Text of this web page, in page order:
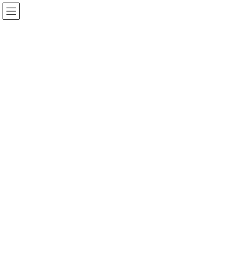
コ
ン
ナ
ビ